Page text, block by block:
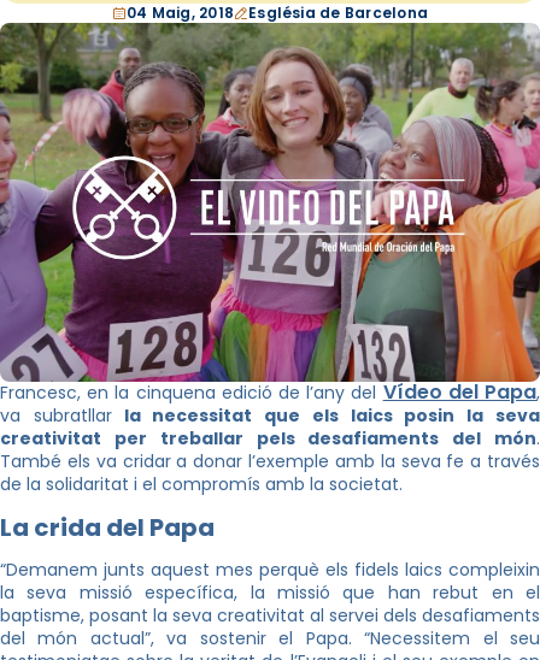
04 Maig, 2018 Església de Barcelona
Francesc, en la cinquena edició de l’any del Vídeo del Papa,
va subratllarla necessitat que els laics posin la seva
creativitat per treballar pels desafiaments del món.
També els va cridar a donar l’exemple amb la seva fe a través
de la solidaritat i el compromís amb la societat.
La crida del Papa
“Demanem junts aquest mes perquè els fidels laics compleixin
la seva missió específica, la missió que han rebut en el
baptisme, posant la seva creativitat al servei dels desafiaments
del món actual”, va sostenir el Papa. “Necessitem el seu